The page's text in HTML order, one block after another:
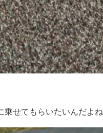
乗せてもらいたいんだよね